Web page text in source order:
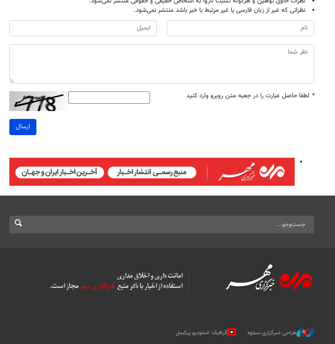
نظراتی که غیر از زبان فارسی یا غیر مرتبط با خبر باشد منتشر نمی‌شود.
* لطفا حاصل عبارت را در جعبه متن روبرو وارد کنید
ارسال
طراحی خبرگزاری نستوه گرافیک: استودیو پیکسل